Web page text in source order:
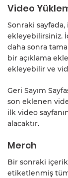
Video
Sonraki
ekleyebilirsiniz.
daha sonra
bir açıklama
ekleyebilir ve
Geri Sayım
son eklenen
ilk video
alacaktır.
Merch
Bir sonraki içerik
etiketlenmiş